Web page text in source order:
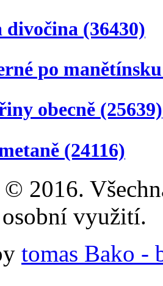
divočina (36430)
po
obecně (25639)
(24116)
2016.
využití.
tomas Bako -